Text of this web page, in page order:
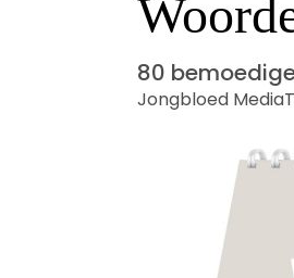
80
Jongbloed Media